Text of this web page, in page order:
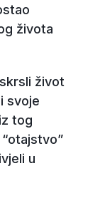
života
život
svoje
tog
u